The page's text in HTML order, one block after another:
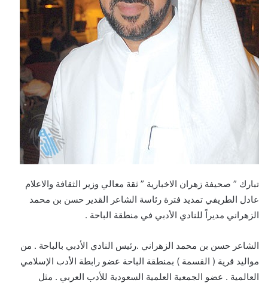
تبارك ” صحيفة زهران الاخبارية ” ثقة معالي وزير الثقافة والاعلام
عادل الطريفي تمديد فترة رئاسة الشاعر القدير حسن بن محمد
الزهراني مديراً للنادي الأدبي في منطقة الباحة .
الشاعر حسن بن محمد الزهراني .رئيس النادي الأدبي بالباحة . من
مواليد قرية ( القسمة ) بمنطقة الباحة عضو رابطة الأدب الإسلامي
العالمية . عضو الجمعية العلمية السعودية للأدب العربي . مثل